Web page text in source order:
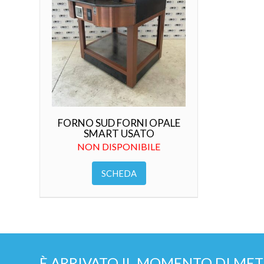
FORNO SUD FORNI OPALE
SMART USATO
NON DISPONIBILE
SCHEDA